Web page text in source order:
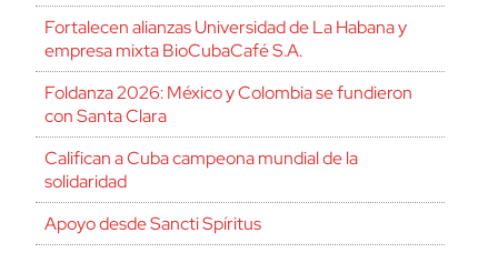
Fortalecen alianzas Universidad de La Habana y
empresa mixta BioCubaCafé S.A.
Foldanza 2026: México y Colombia se fundieron
con Santa Clara
Califican a Cuba campeona mundial de la
solidaridad
Apoyo desde Sancti Spíritus